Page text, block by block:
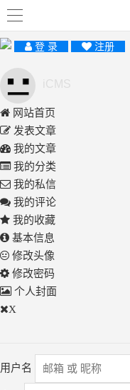
登 录 注册
网站首页
发表文章
我的文章
我的分类
我的私信
我的评论
我的收藏
基本信息
修改头像
修改密码
个人封面
X
用户名